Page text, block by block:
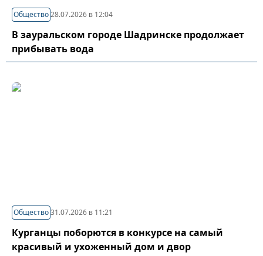
Общество28.07.2026 в 12:04
В зауральском городе Шадринске продолжает
прибывать вода
Общество31.07.2026 в 11:21
Курганцы поборются в конкурсе на самый
красивый и ухоженный дом и двор